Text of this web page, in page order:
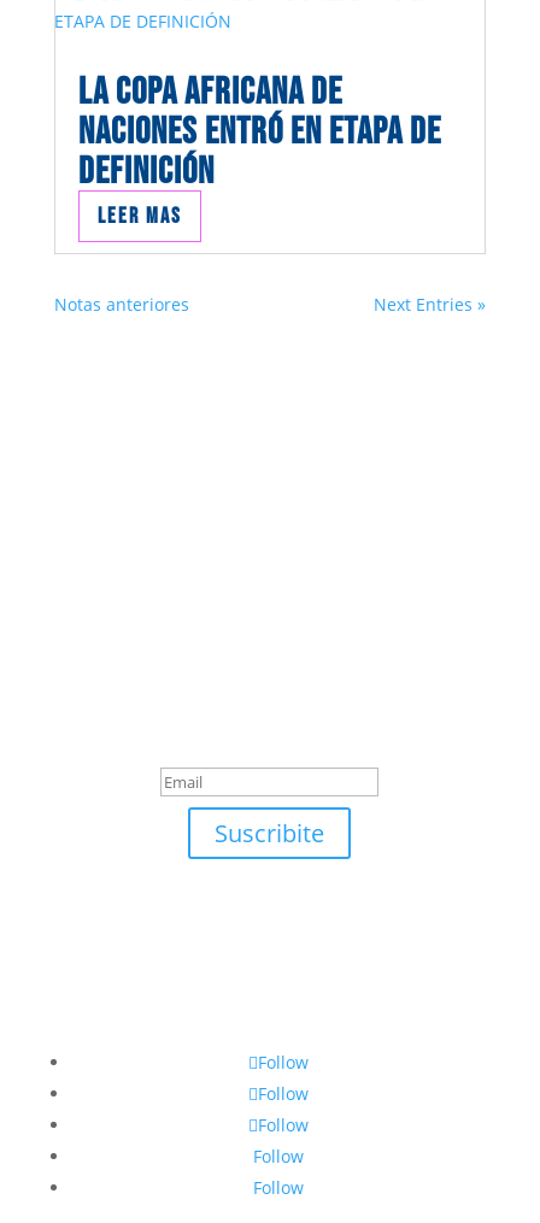
LA COPA AFRICANA DE
NACIONES ENTRÓ EN ETAPA DE
DEFINICIÓN
Leer mas
Notas anteriores Next Entries »
Suscribite
Follow
Follow
Follow
Follow
Follow